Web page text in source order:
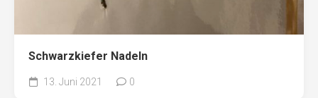
Schwarzkiefer Nadeln
13. Juni 2021 0